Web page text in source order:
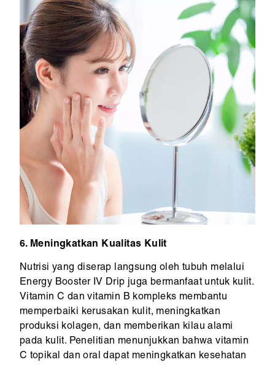
6. Meningkatkan Kualitas Kulit
Nutrisi yang diserap langsung oleh tubuh melalui
Energy Booster IV Drip juga bermanfaat untuk kulit.
Vitamin C dan vitamin B kompleks membantu
memperbaiki kerusakan kulit, meningkatkan
produksi kolagen, dan memberikan kilau alami
pada kulit. Penelitian menunjukkan bahwa vitamin
C topikal dan oral dapat meningkatkan kesehatan